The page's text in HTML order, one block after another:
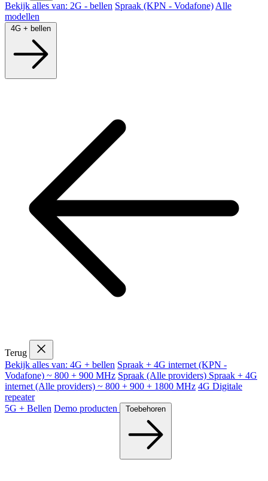
Bekijk alles van: 2G - bellen Spraak (KPN - Vodafone) Alle
modellen
4G + bellen
Terug
Bekijk alles van: 4G + bellen Spraak + 4G internet (KPN -
Vodafone) ~ 800 + 900 MHz Spraak (Alle providers) Spraak + 4G
internet (Alle providers) ~ 800 + 900 + 1800 MHz 4G Digitale
repeater
5G + Bellen Demo producten Toebehoren